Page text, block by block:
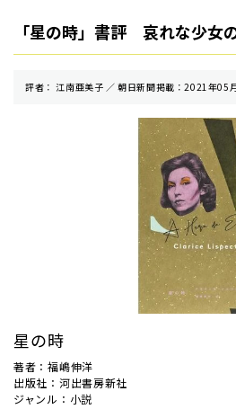
「星の時」書評 哀れな少女
評者： 江南亜美子 ／ 朝⽇新聞掲載：2021年05
星の時
著者：福嶋伸洋
出版社：河出書房新社
ジャンル：小説